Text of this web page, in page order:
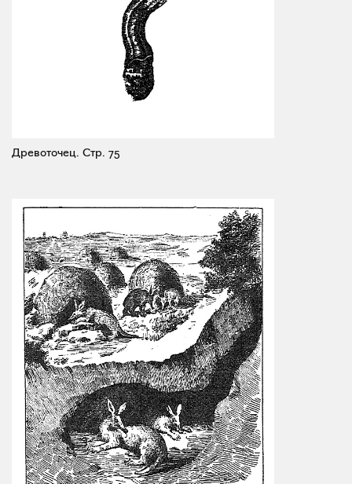
Древоточец. Стр. 75